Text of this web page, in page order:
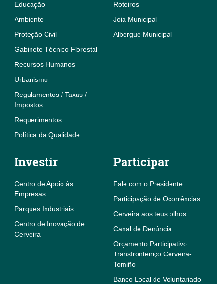
Educação
Ambiente
Proteção Civil
Gabinete Técnico Florestal
Recursos Humanos
Urbanismo
Regulamentos / Taxas /
Impostos
Requerimentos
Política da Qualidade
Roteiros
Joia Municipal
Albergue Municipal
Investir
Centro de Apoio às
Empresas
Parques Industriais
Centro de Inovação de
Cerveira
Participar
Fale com o Presidente
Participação de Ocorrências
Cerveira aos teus olhos
Canal de Denúncia
Orçamento Participativo
Transfronteiriço Cerveira-
Tomiño
Banco Local de Voluntariado